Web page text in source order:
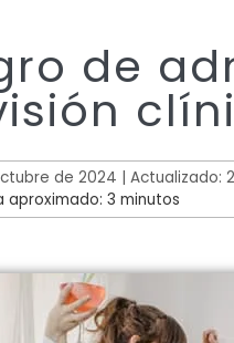
de
de 2024 | Actualizado:
aproximado: 3 minutos